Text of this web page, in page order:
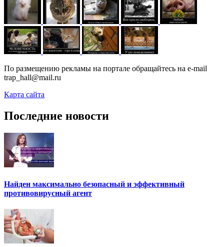
По размещению рекламы на портале обращайтесь на e-mail
trap_hall@mail.ru
Карта сайта
Последние новости
Найден максимально безопасный и эффективный
противовирусный агент